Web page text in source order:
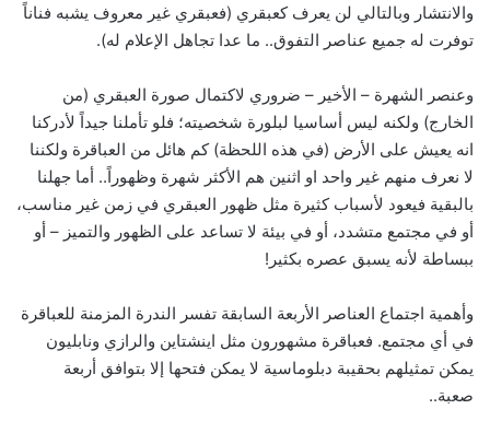
والانتشار وبالتالي لن يعرف كعبقري (فعبقري غير معروف يشبه فناناً
توفرت له جميع عناصر التفوق.. ما عدا تجاهل الإعلام له).
وعنصر الشهرة – الأخير – ضروري لاكتمال صورة العبقري (من
الخارج) ولكنه ليس أساسيا لبلورة شخصيته؛ فلو تأملنا جيداً لأدركنا
انه يعيش على الأرض (في هذه اللحظة) كم هائل من العباقرة ولكننا
لا نعرف منهم غير واحد او اثنين هم الأكثر شهرة وظهوراً.. أما جهلنا
بالبقية فيعود لأسباب كثيرة مثل ظهور العبقري في زمن غير مناسب،
أو في مجتمع متشدد، أو في بيئة لا تساعد على الظهور والتميز – أو
ببساطة لأنه يسبق عصره بكثير!
وأهمية اجتماع العناصر الأربعة السابقة تفسر الندرة المزمنة للعباقرة
في أي مجتمع. فعباقرة مشهورون مثل اينشتاين والرازي ونابليون
يمكن تمثيلهم بحقيبة دبلوماسية لا يمكن فتحها إلا بتوافق أربعة
صعبة..